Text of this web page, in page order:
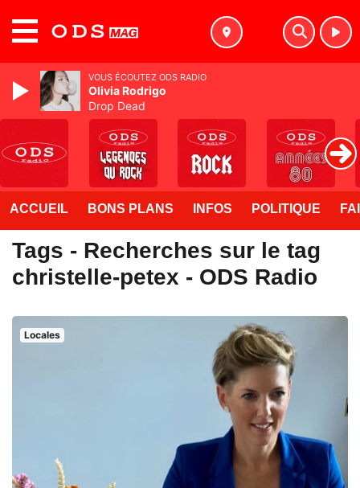
ACCUEIL BONS PLANS INFOS POLITIQUE
Tags - Recherches sur le tag
christelle-petex - ODS Radio
Locales
VOUS ÉCOUTEZ ODS RADIO
Olivia Rodrigo
Drop Dead